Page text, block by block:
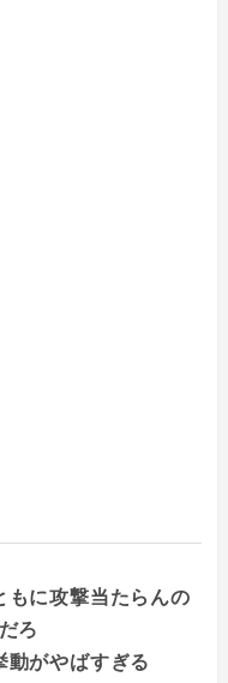
もに攻撃当たらんの
ろ
動がやばすぎる